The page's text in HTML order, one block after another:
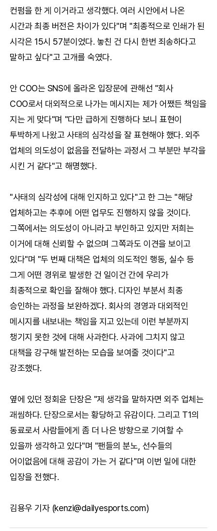
컨펌을 한 게 이거라고 생각했다. 여러 시안에서 나온
시간과 최종 버전은 차이가 있다"며 "최종적으로 인쇄가 된
시각은 15시 57분이었다. 놓친 건 다시 한번 죄송하다고
말하고 싶다"고 고개를 숙였다.
안 COO는 SNS에 올라온 입장문에 관해선 "회사
COO로서 대외적으로 나가는 메시지는 제가 어쨌든 책임을
지는 게 맞다"며 "다만 급하게 진행하다 보니 표현이
투박하게 나왔고 사태의 심각성을 잘 표현해야 했다. 외주
업체의 의도성이 없음을 전달하는 과정서 그 부분만 부각을
시킨 거 같다"고 해명했다.
"사태의 심각성에 대해 인지하고 있다"고 한 그는 "해당
업체하고는 추후에 어떤 업무도 진행하지 않을 것이다.
그쪽에서는 의도성이 아니라고 부인하고 있지만 저희는
이거에 대해 신뢰할 수 없으며 그쪽과도 이견을 보이고
있다"며 "두 번째 대책은 업체의 의도적인 행동, 실수 등
그게 어떤 경위로 발생한 건 일이건 간에 우리가
최종적으로 확인을 잘해야 했다. 디자인 부분서 최종
승인하는 과정을 보완하겠다. 회사의 경영과 대외적인
메시지를 내보내는 책임을 지고 있는데 이런 부분까지
챙기지 못한 것에 대해 사과한다. 사과에 그치지 않고
대책을 강구해 발전하는 모습을 보여줄 것이다"고
강조했다.
옆에 있던 정회윤 단장은 "제 생각을 말하자면 외주 업체는
괘씸하다. 단장으로서는 황당하고 유감이다. 그리고 T1의
동료로서 사람들에게 좀 더 나은 방향으로 기여할 수
있을까 생각하고 있다"며 "팬들의 분노, 선수들의
어이없음에 대해 공감이 가는 거 같다"며 이번 일에 대한
입장을 전했다.
김용우 기자 (kenzi@dailyesports.com)